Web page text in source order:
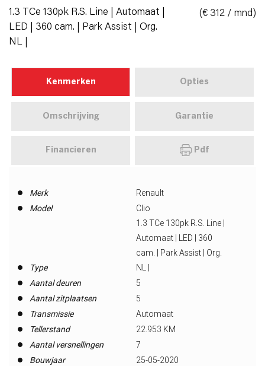
1.3 TCe 130pk R.S. Line | Automaat |
LED | 360 cam. | Park Assist | Org.
NL |
(€ 312 / mnd)
Kenmerken Opties
Omschrijving Garantie
Financieren Pdf
Merk
Renault
Model
Clio
Type
1.3 TCe 130pk R.S. Line |
Automaat | LED | 360
cam. | Park Assist | Org.
NL |
Aantal deuren
5
Aantal zitplaatsen
5
Transmissie
Automaat
Tellerstand
22.953 KM
Aantal versnellingen
7
Bouwjaar
25-05-2020